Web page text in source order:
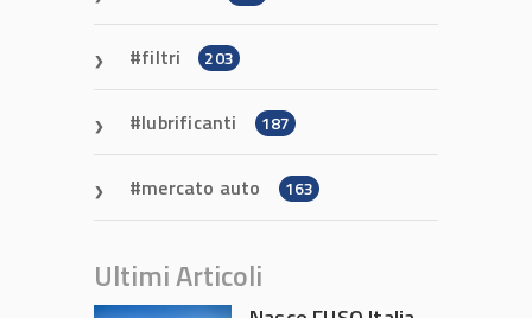
filtri 203
lubrificanti 187
mercato auto 163
Ultimi Articoli